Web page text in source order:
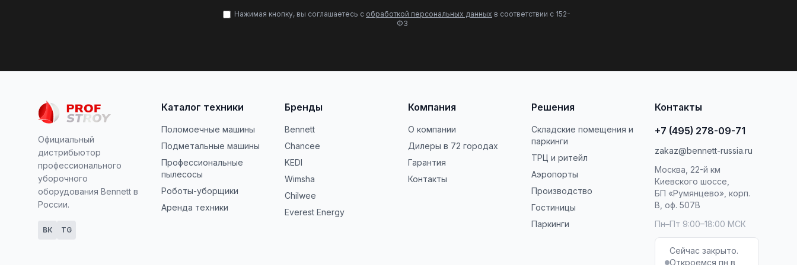
Нажимая кнопку, вы соглашаетесь с обработкой персональных данных в соответствии с 152-
ФЗ
Официальный
дистрибьютор
профессионального
уборочного
оборудования Bennett в
России.
ВК TG
Каталог техники
Поломоечные машины
Подметальные машины
Профессиональные
пылесосы
Роботы-уборщики
Аренда техники
Бренды
Bennett
Chancee
KEDI
Wimsha
Chilwee
Everest Energy
Компания
О компании
Дилеры в 72 городах
Гарантия
Контакты
Решения
Складские помещения и
паркинги
ТРЦ и ритейл
Аэропорты
Производство
Гостиницы
Паркинги
Контакты
+7 (495) 278-09-71
zakaz@bennett-russia.ru
Москва, 22-й км
Киевского шоссе,
БП «Румянцево», корп.
В, оф. 507В
Пн–Пт 9:00–18:00 МСК
Сейчас закрыто.
Откроемся пн в